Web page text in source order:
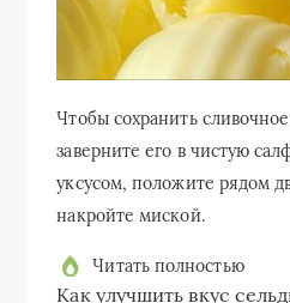
Чтобы сохранить
заверните его в чистую
уксусом, положите рядом
накройте миской.
Читать полностью
Как улучшить вкус